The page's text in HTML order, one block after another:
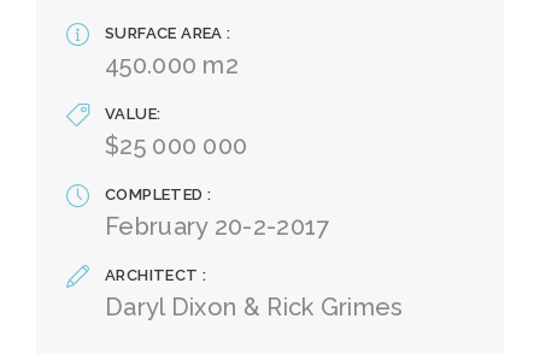
SURFACE AREA
450.000 m2
VALUE
$25 000 000
COMPLETED
February 20-2-2017
ARCHITECT
Daryl Dixon & Rick Grimes